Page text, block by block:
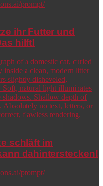
ihr Futter und
hilft!
schläft im
dahinterstecken!